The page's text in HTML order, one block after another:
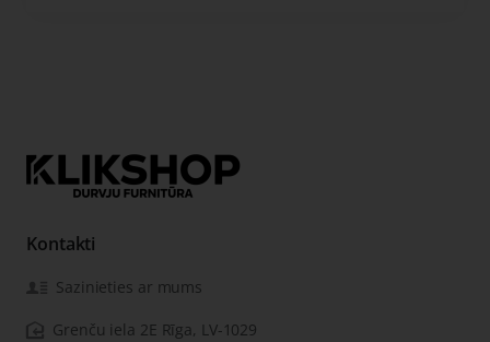
Kontakti
Sazinieties ar mums
Grenču iela 2E Rīga, LV-1029